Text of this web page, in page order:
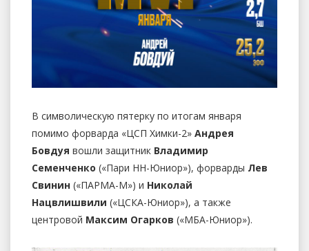
В символическую пятерку по итогам января
помимо форварда «ЦСП Химки-2» Андрея
Бовдуя вошли защитник Владимир
Семенченко («Пари НН-Юниор»), форварды Лев
Свинин («ПАРМА-М») и Николай
Нацвлишвили («ЦСКА-Юниор»), а также
центровой Максим Огарков («МБА-Юниор»).